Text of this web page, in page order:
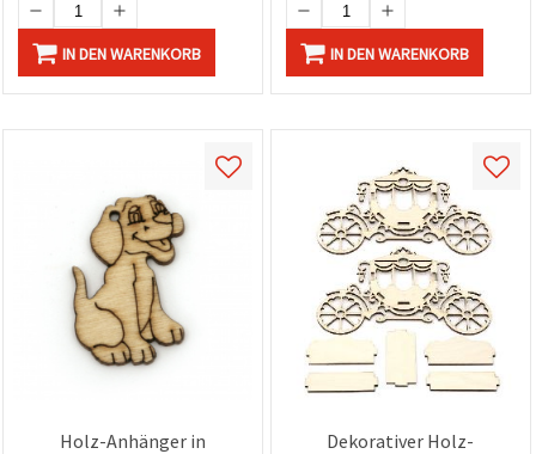
IN DEN WARENKORB IN DEN WARENKORB
Holz-Anhänger in
Dekorativer Holz-